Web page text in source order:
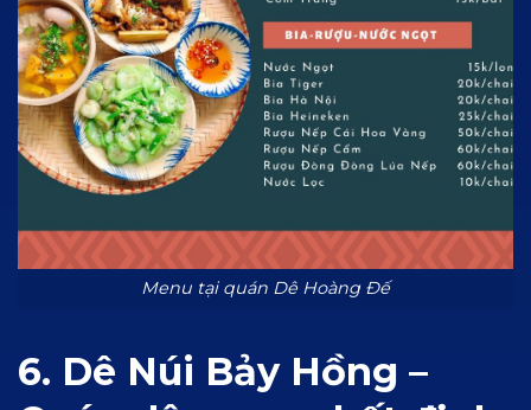
Menu tại quán Dê Hoàng Đế
6. Dê Núi Bảy Hồng –